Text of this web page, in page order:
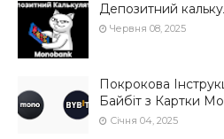
Депозитний
Червня 08, 2025
Покрокова
Байбіт з Картки
Січня 04, 2025